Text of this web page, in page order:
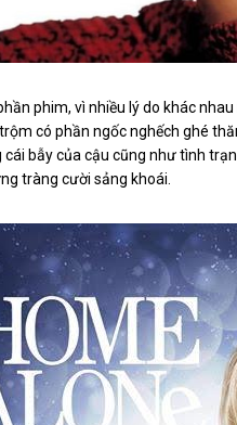
phim, vì nhiều lý do khác
có phần ngốc nghếch ghé
cái bẫy của cậu cũng như tình
tràng cười sảng khoái.